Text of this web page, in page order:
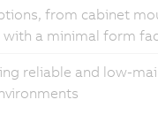
from cabinet
a minimal form
reliable and low-